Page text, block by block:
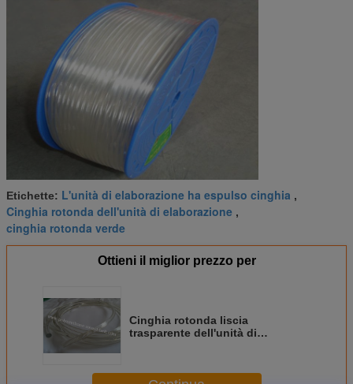
Etichette: L'unità di elaborazione ha espulso cinghia ,
Cinghia rotonda dell'unità di elaborazione ,
cinghia rotonda verde
Ottieni il miglior prezzo per
Cinghia rotonda liscia
trasparente dell'unità di
trasmissione/cinghia rotonda del